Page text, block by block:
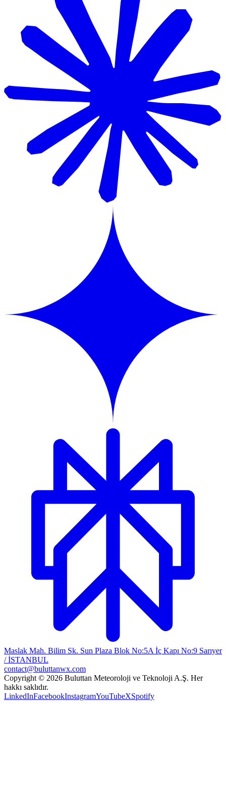
Maslak Mah. Bilim Sk. Sun Plaza Blok No:5A İç Kapı No:9 Sarıyer
/ İSTANBUL
contact@buluttanwx.com
Copyright © 2026 Buluttan Meteoroloji ve Teknoloji A.Ş. Her
hakkı saklıdır.
LinkedInFacebookInstagramYouTubeXSpotify